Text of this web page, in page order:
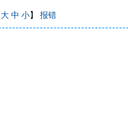
大 中 小】 报错